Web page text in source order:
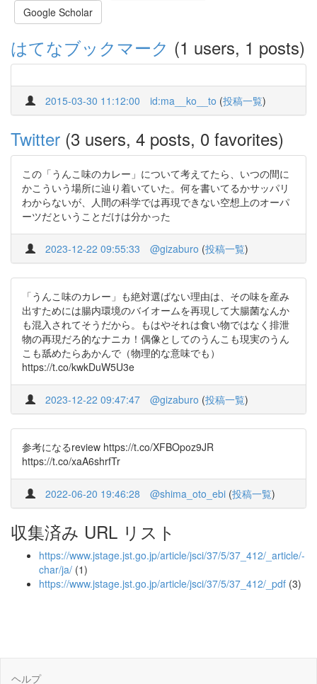
Google Scholar
はてなブックマーク (1 users, 1 posts)
2015-03-30 11:12:00 id:ma__ko__to (投稿一覧)
Twitter (3 users, 4 posts, 0 favorites)
この「うんこ味のカレー」について考えてたら、いつの間に
かこういう場所に辿り着いていた。何を書いてるかサッパリ
わからないが、人間の科学では再現できない空想上のオーパ
ーツだということだけは分かった
2023-12-22 09:55:33 @gizaburo (投稿一覧)
「うんこ味のカレー」も絶対選ばない理由は、その味を産み
出すためには腸内環境のバイオームを再現して大腸菌なんか
も混入されてそうだから。もはやそれは食い物ではなく排泄
物の再現だろ的なナニカ！偶像としてのうんこも現実のうん
こも舐めたらあかんで（物理的な意味でも）
https://t.co/kwkDuW5U3e
2023-12-22 09:47:47 @gizaburo (投稿一覧)
参考になるreview https://t.co/XFBOpoz9JR
https://t.co/xaA6shrfTr
2022-06-20 19:46:28 @shima_oto_ebi (投稿一覧)
収集済み URL リスト
https://www.jstage.jst.go.jp/article/jsci/37/5/37_412/_article/-
char/ja/ (1)
https://www.jstage.jst.go.jp/article/jsci/37/5/37_412/_pdf (3)
ヘルプ